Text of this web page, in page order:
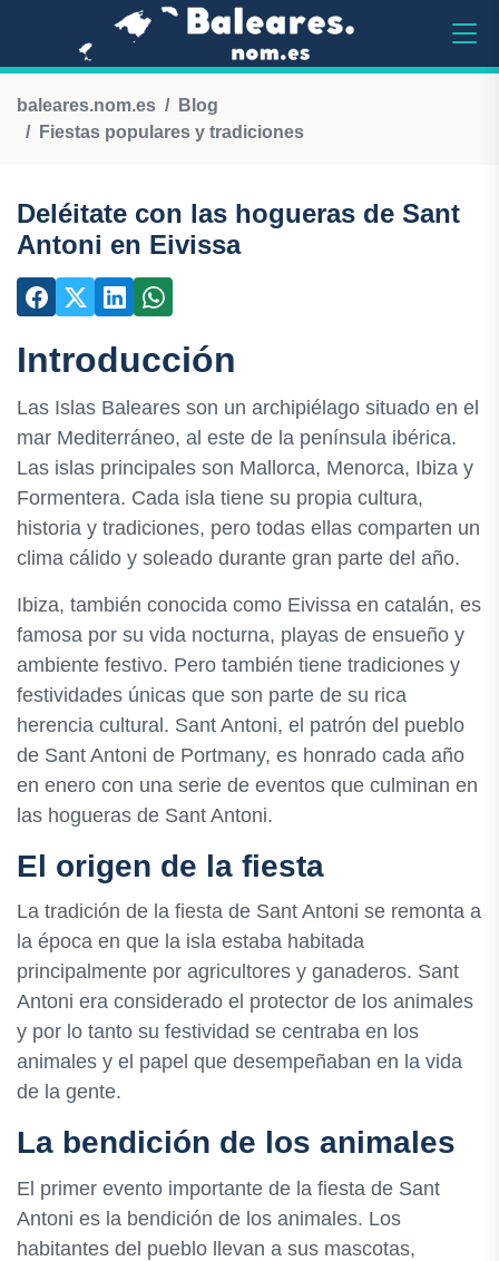
baleares.nom.es
Blog
Fiestas populares y tradiciones
Deléitate con las hogueras de Sant
Antoni en Eivissa
Introducción
Las Islas Baleares son un archipiélago situado en el
mar Mediterráneo, al este de la península ibérica.
Las islas principales son Mallorca, Menorca, Ibiza y
Formentera. Cada isla tiene su propia cultura,
historia y tradiciones, pero todas ellas comparten un
clima cálido y soleado durante gran parte del año.
Ibiza, también conocida como Eivissa en catalán, es
famosa por su vida nocturna, playas de ensueño y
ambiente festivo. Pero también tiene tradiciones y
festividades únicas que son parte de su rica
herencia cultural. Sant Antoni, el patrón del pueblo
de Sant Antoni de Portmany, es honrado cada año
en enero con una serie de eventos que culminan en
las hogueras de Sant Antoni.
El origen de la fiesta
La tradición de la fiesta de Sant Antoni se remonta a
la época en que la isla estaba habitada
principalmente por agricultores y ganaderos. Sant
Antoni era considerado el protector de los animales
y por lo tanto su festividad se centraba en los
animales y el papel que desempeñaban en la vida
de la gente.
La bendición de los animales
El primer evento importante de la fiesta de Sant
Antoni es la bendición de los animales. Los
habitantes del pueblo llevan a sus mascotas,